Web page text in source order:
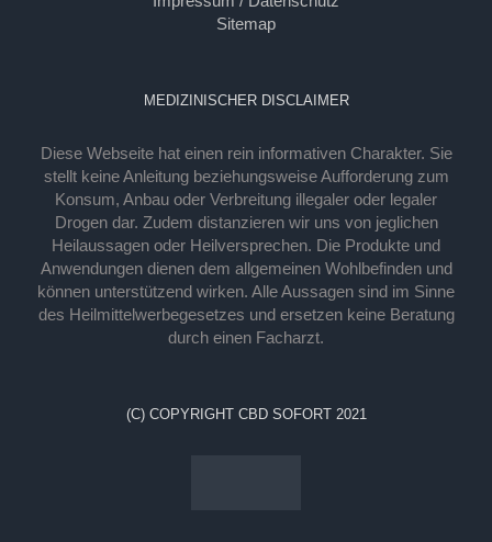
Sitemap
MEDIZINISCHER DISCLAIMER
Diese Webseite hat einen rein informativen Charakter. Sie
stellt keine Anleitung beziehungsweise Aufforderung zum
Konsum, Anbau oder Verbreitung illegaler oder legaler
Drogen dar. Zudem distanzieren wir uns von jeglichen
Heilaussagen oder Heilversprechen. Die Produkte und
Anwendungen dienen dem allgemeinen Wohlbefinden und
können unterstützend wirken. Alle Aussagen sind im Sinne
des Heilmittelwerbegesetzes und ersetzen keine Beratung
durch einen Facharzt.
(C) COPYRIGHT CBD SOFORT 2021